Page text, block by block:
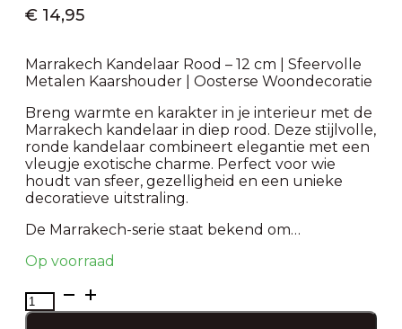
€ 14,95
Marrakech Kandelaar Rood – 12 cm | Sfeervolle
Metalen Kaarshouder | Oosterse Woondecoratie
Breng warmte en karakter in je interieur met de
Marrakech kandelaar in diep rood. Deze stijlvolle,
ronde kandelaar combineert elegantie met een
vleugje exotische charme. Perfect voor wie
houdt van sfeer, gezelligheid en een unieke
decoratieve uitstraling.
De Marrakech-serie staat bekend om…
Op voorraad
Kandelaar
rond